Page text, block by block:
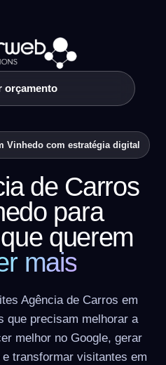
orçamento
Vinhedo com estratégia digital
de Carros
para
querem
mais
Agência de Carros em
que precisam melhorar a
melhor no Google, gerar
transformar visitantes em